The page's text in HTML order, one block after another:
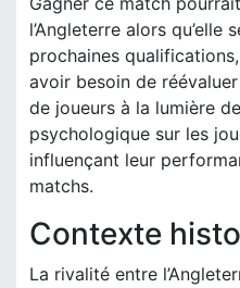
l’Angleterre alors qu’elle
prochaines
avoir besoin de
de joueurs à la lumière
psychologique sur les
influençant leur
matchs.
Contexte
La rivalité entre